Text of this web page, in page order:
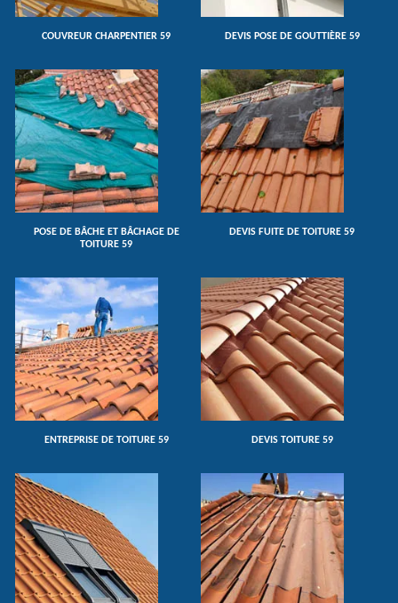
COUVREUR CHARPENTIER 59 DEVIS POSE DE GOUTTIÈRE 59
POSE DE BÂCHE ET BÂCHAGE DE
TOITURE 59
DEVIS FUITE DE TOITURE 59
ENTREPRISE DE TOITURE 59 DEVIS TOITURE 59